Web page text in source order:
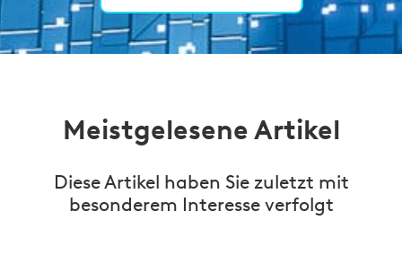
Meistgelesene Artikel
Diese Artikel haben Sie zuletzt mit
besonderem Interesse verfolgt